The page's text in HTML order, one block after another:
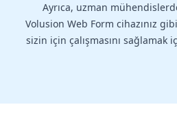
Ayrıca, uzman
Volusion Web Form cihazınız
sizin için çalışmasını sağlamak